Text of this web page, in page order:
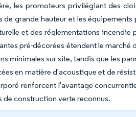
les promoteurs privilégiant des
grande hauteur et les équipements
et des réglementations incendie
pré-décorées étendent le marché
minimales sur site, tandis que les
en matière d'acoustique et de
renforcent l'avantage
de construction verte reconnus.